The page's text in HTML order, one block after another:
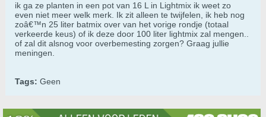
ik ga ze planten in een pot van 16 L in Lightmix ik weet zo
even niet meer welk merk. Ik zit alleen te twijfelen, ik heb nog
zoâ€™n 25 liter batmix over van het vorige rondje (totaal
verkeerde keus) of ik deze door 100 liter lightmix zal mengen..
of zal dit alsnog voor overbemesting zorgen? Graag jullie
meningen.
Tags: Geen